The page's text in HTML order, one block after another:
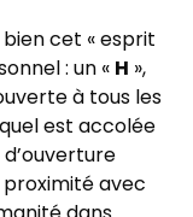
cet « esprit
: un «H »,
à tous les
est accolée
proximité avec